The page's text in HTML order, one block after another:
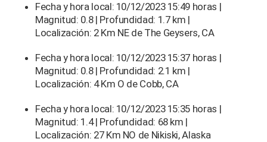
Fecha y hora local: 10/12/2023 15:49 horas |
Magnitud: 0.8 | Profundidad: 1.7 km |
Localización: 2 Km NE de The Geysers, CA
Fecha y hora local: 10/12/2023 15:37 horas |
Magnitud: 0.8 | Profundidad: 2.1 km |
Localización: 4 Km O de Cobb, CA
Fecha y hora local: 10/12/2023 15:35 horas |
Magnitud: 1.4 | Profundidad: 68 km |
Localización: 27 Km NO de Nikiski, Alaska